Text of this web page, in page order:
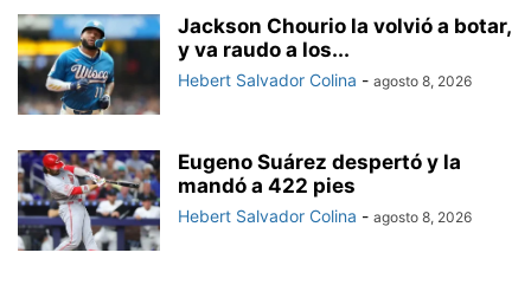
Jackson Chourio la volvió a botar,
y va raudo a los...
Hebert Salvador Colina - agosto 8, 2026
Eugeno Suárez despertó y la
mandó a 422 pies
Hebert Salvador Colina - agosto 8, 2026